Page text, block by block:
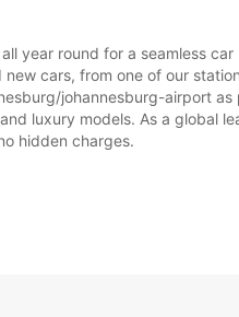
year round for a seamless
cars, from one of our
johannesburg-airport
luxury models. As a global
hidden charges.